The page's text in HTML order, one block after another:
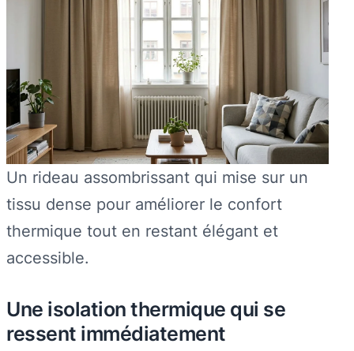
Un rideau assombrissant qui mise sur un
tissu dense pour améliorer le confort
thermique tout en restant élégant et
accessible.
Une isolation thermique qui se
ressent immédiatement